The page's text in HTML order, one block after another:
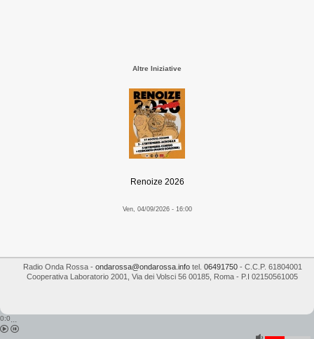
Altre Iniziative
Renoize 2026
Ven, 04/09/2026 - 16:00
Radio Onda Rossa- ondarossa@ondarossa.infotel. 06491750- C.C.P. 61804001
Cooperativa Laboratorio 2001
Via dei Volsci 56 00185 Roma - P.I 02150561005
0:0...